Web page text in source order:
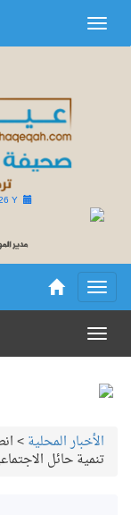
Y
الأخبار المحلية>
تنمية حائل